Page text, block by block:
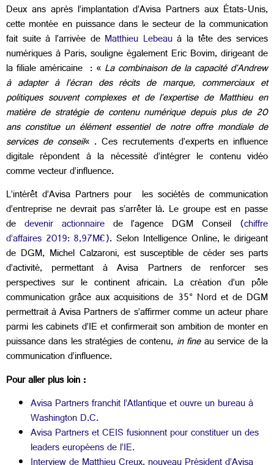
Deux ans après l’implantation d’Avisa Partners aux États-Unis,
cette montée en puissance dans le secteur de la communication
fait suite à l’arrivée de Matthieu Lebeauà la tête des services
numériques à Paris, souligne également Eric Bovim, dirigeant de
la filiale américaine : « La combinaison de la capacité d’Andrew
à adapter à l’écran des récits de marque, commerciaux et
politiques souvent complexes et de l’expertise de Matthieu en
matière de stratégie de contenu numérique depuis plus de 20
ans constitue un élément essentiel de notre offre mondiale de
services de conseil« . Ces recrutements d’experts en influence
digitale répondent à la nécessité d’intégrer le contenu vidéo
comme vecteur d’influence.
L’intérêt d’Avisa Partners pour les sociétés de communication
d’entreprise ne devrait pas s’arrêter là. Le groupe est en passe
de devenir actionnairede l’agence DGM Conseil (chiffre
d’affaires 2019: 8,97M€). Selon Intelligence Online, le dirigeant
de DGM, Michel Calzaroni, est susceptible de céder ses parts
d’activité, permettant à Avisa Partners de renforcer ses
perspectives sur le continent africain. La création d’un pôle
communication grâce aux acquisitions de 35° Nord et de DGM
permettrait à Avisa Partners de s’affirmer comme un acteur phare
parmi les cabinets d’IE et confirmerait son ambition de monter en
puissance dans les stratégies de contenu, in fineau service de la
communication d’influence.
Pour aller plus loin :
Avisa Partners franchit l’Atlantique et ouvre un bureau à
Washington D.C.
Avisa Partners et CEIS fusionnent pour constituer un des
leaders européens de l’IE.